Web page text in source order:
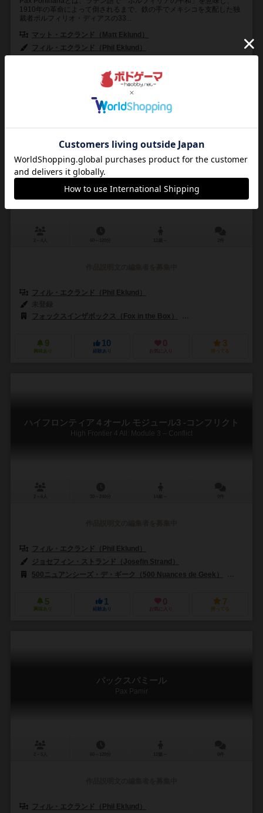
1910年の革命によって倒されるまで、鉄の手でメキシコを支配した独
裁者ポルフィリオ・ディアスの33...
マット・エクランド（Matt Eklund）
フィル・エクランド（Phil Eklund）
4
パックス・ルネサンス
Pax Renaissance
フィル・エクランド（Phil Eklund）
フォックスインザボックス（Fox in the Box）
9
興味あり
10
経験あり
0
お気に入り
3
持ってる
ハイフロンティア４オール モジュール3 -コンフリクト
High Frontier 4 All: Module 3 – Conflict
フィル・エクランド（Phil Eklund）
ジョセフィン・ストランド（Josefin Strand）
500ニュアンシーズ・デ・ギーク（500 Nuances de Geek）
5
興味あり
1
経験あり
0
お気に入り
7
持ってる
パックスパミール
Pax Pamir
フィル・エクランド（Phil Eklund）